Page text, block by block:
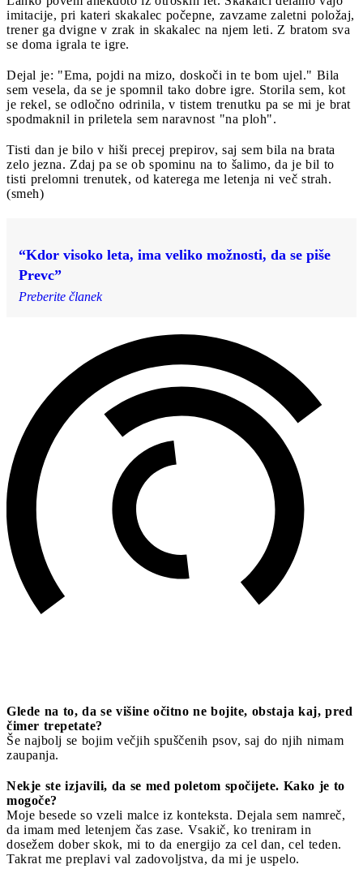
imitacije, pri kateri skakalec počepne, zavzame zaletni položaj,
trener ga dvigne v zrak in skakalec na njem leti. Z bratom sva
se doma igrala te igre.
Dejal je: "Ema, pojdi na mizo, doskoči in te bom ujel." Bila
sem vesela, da se je spomnil tako dobre igre. Storila sem, kot
je rekel, se odločno odrinila, v tistem trenutku pa se mi je brat
spodmaknil in priletela sem naravnost "na ploh".
Tisti dan je bilo v hiši precej prepirov, saj sem bila na brata
zelo jezna. Zdaj pa se ob spominu na to šalimo, da je bil to
tisti prelomni trenutek, od katerega me letenja ni več strah.
(smeh)
“Kdor visoko leta, ima veliko možnosti, da se piše
Prevc”
Preberite članek
Glede na to, da se višine očitno ne bojite, obstaja kaj, pred
čimer trepetate?
Še najbolj se bojim večjih spuščenih psov, saj do njih nimam
zaupanja.
Nekje ste izjavili, da se med poletom spočijete. Kako je to
mogoče?
Moje besede so vzeli malce iz konteksta. Dejala sem namreč,
da imam med letenjem čas zase. Vsakič, ko treniram in
dosežem dober skok, mi to da energijo za cel dan, cel teden.
Takrat me preplavi val zadovoljstva, da mi je uspelo.